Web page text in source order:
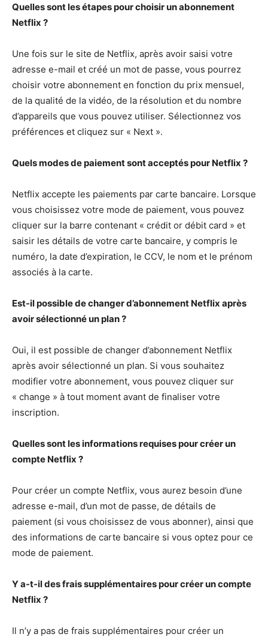
Quelles sont les étapes pour choisir un abonnement
Netflix ?
Une fois sur le site de Netflix, après avoir saisi votre
adresse e-mail et créé un mot de passe, vous pourrez
choisir votre abonnement en fonction du prix mensuel,
de la qualité de la vidéo, de la résolution et du nombre
d’appareils que vous pouvez utiliser. Sélectionnez vos
préférences et cliquez sur « Next ».
Quels modes de paiement sont acceptés pour Netflix ?
Netflix accepte les paiements par carte bancaire. Lorsque
vous choisissez votre mode de paiement, vous pouvez
cliquer sur la barre contenant « crédit or débit card » et
saisir les détails de votre carte bancaire, y compris le
numéro, la date d’expiration, le CCV, le nom et le prénom
associés à la carte.
Est-il possible de changer d’abonnement Netflix après
avoir sélectionné un plan ?
Oui, il est possible de changer d’abonnement Netflix
après avoir sélectionné un plan. Si vous souhaitez
modifier votre abonnement, vous pouvez cliquer sur
« change » à tout moment avant de finaliser votre
inscription.
Quelles sont les informations requises pour créer un
compte Netflix ?
Pour créer un compte Netflix, vous aurez besoin d’une
adresse e-mail, d’un mot de passe, de détails de
paiement (si vous choisissez de vous abonner), ainsi que
des informations de carte bancaire si vous optez pour ce
mode de paiement.
Y a-t-il des frais supplémentaires pour créer un compte
Netflix ?
Il n’y a pas de frais supplémentaires pour créer un